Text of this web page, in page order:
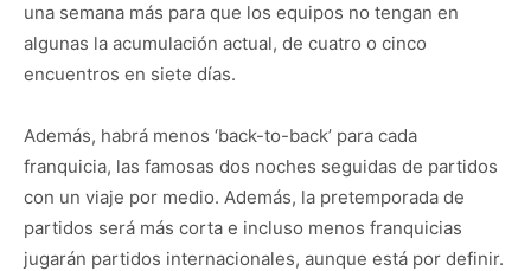
una semana más para que los equipos no tengan en
algunas la acumulación actual, de cuatro o cinco
encuentros en siete días.
Además, habrá menos ‘back-to-back’ para cada
franquicia, las famosas dos noches seguidas de partidos
con un viaje por medio. Además, la pretemporada de
partidos será más corta e incluso menos franquicias
jugarán partidos internacionales, aunque está por definir.